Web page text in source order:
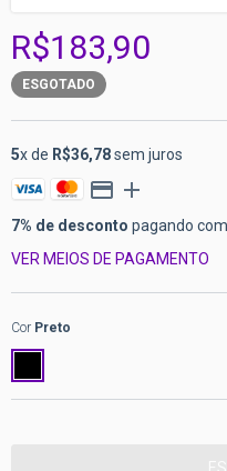
R$183,90
ESGOTADO
5x de R$36,78sem juros
7% de desconto pagando
VER MEIOS DE PAGAMENTO
Cor Preto